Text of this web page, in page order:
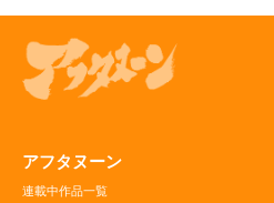
アフタヌーン
連載中作品一覧